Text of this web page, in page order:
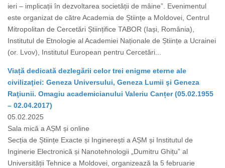
ieri – implicații în dezvoltarea societății de mâine”. Evenimentul
este organizat de către Academia de Științe a Moldovei, Centrul
Mitropolitan de Cercetări Științifice TABOR (Iași, România),
Institutul de Etnologie al Academiei Naționale de Științe a Ucrainei
(or. Lvov), Institutul European pentru Cercetări...
Viață dedicată dezlegării celor trei enigme eterne ale
civilizaţiei: Geneza Universului, Geneza Lumii şi Geneza
Raţiunii. Omagiu academicianului Valeriu Canțer (05.02.1955
– 02.04.2017)
05.02.2025
Sala mică a AȘM și online
Secția de Științe Exacte și Inginerești a AȘM și Institutul de
Inginerie Electronică și Nanotehnologii „Dumitru Ghițu” al
Universității Tehnice a Moldovei, organizează la 5 februarie